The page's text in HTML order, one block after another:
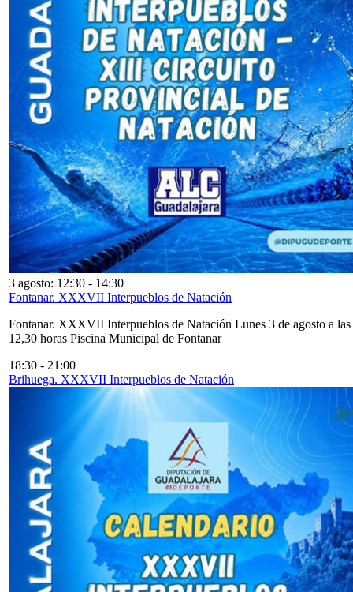
3 agosto: 12:30 - 14:30
Fontanar. XXXVII Interpueblos de Natación
Fontanar. XXXVII Interpueblos de Natación Lunes 3 de agosto a las
12,30 horas Piscina Municipal de Fontanar
18:30 - 21:00
Brihuega. XXXVII Interpueblos de Natación